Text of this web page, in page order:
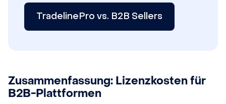
TradelinePro vs. B2B Sellers
Zusammenfassung: Lizenzkosten für
B2B-Plattformen